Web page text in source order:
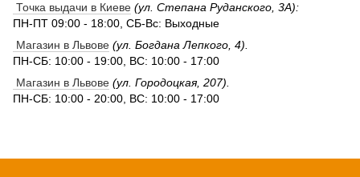
Точка выдачи в Киеве (ул. Степана Руданского, 3А):
ПН-ПТ 09:00 - 18:00, СБ-Вс: Выходные
Магазин в Львове (ул. Богдана Лепкого, 4).
ПН-СБ: 10:00 - 19:00, ВС: 10:00 - 17:00
Магазин в Львове (ул. Городоцкая, 207).
ПН-СБ: 10:00 - 20:00, ВС: 10:00 - 17:00